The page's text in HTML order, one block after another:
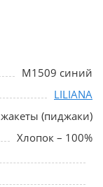
М1509 синий
LILIANA
жакеты (пиджаки)
Хлопок – 100%